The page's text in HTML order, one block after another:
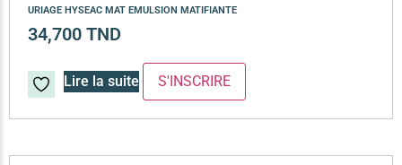
URIAGE HYSEAC MAT EMULSION MATIFIANTE
34,700 TND
Lire la suite